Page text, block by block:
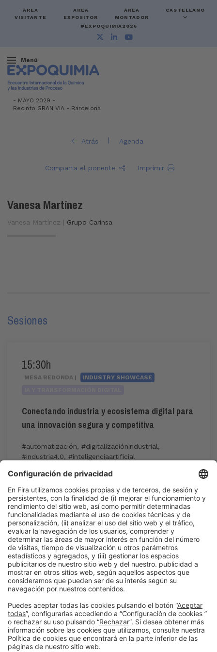
ÁREA
VISITANTE
ÁREA
EXPOSITOR
ÁREA
MONTADOR
CASTELLANO
#EXPOQUIMIA2026
Menú
- MAYO 2029 -
Recinto GRAN VIA - Barcelona
Atrás | Agenda
Comparta el ponente Imprimir
Vanesa Martínez
Vanesa Martínez | Grupo Carinsa
Sesiones
15:30h
MESA REDONDA |
INDUSTRY SHOWCASE
Conectando industria y ecosistema digital para
una innovación segura y competitiva
#automatización, #digitalizaciónindustrial,
#industria4.0, #inteligenciaartificial
Jue 4
15:30h - 17:00h
Industry Showcase
Inscripción en la actividad durante la
acreditación a Expoquimia
Leer más